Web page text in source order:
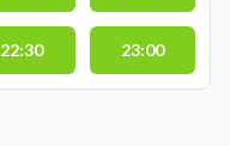
22:30 23:00